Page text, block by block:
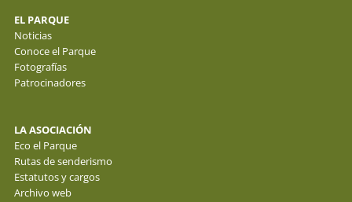
EL PARQUE
Noticias
Conoce el Parque
Fotografías
Patrocinadores
LA ASOCIACIÓN
Eco el Parque
Rutas de senderismo
Estatutos y cargos
Archivo web